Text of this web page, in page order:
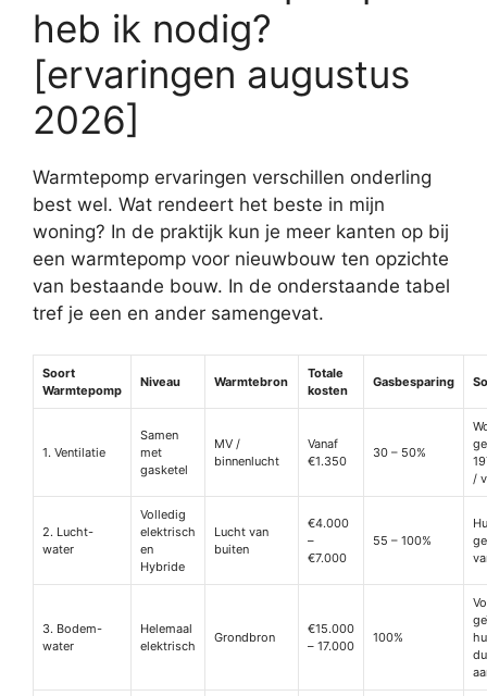
heb ik nodig?
[ervaringen augustus
2026]
Warmtepomp ervaringen verschillen onderling
best wel. Wat rendeert het beste in mijn
woning? In de praktijk kun je meer kanten op bij
een warmtepomp voor nieuwbouw ten opzichte
van bestaande bouw. In de onderstaande tabel
tref je een en ander samengevat.
Soort
Warmtepomp
Niveau Warmtebron
Totale
kosten
Gasbesparing
1. Ventilatie
Samen
met
gasketel
MV /
binnenlucht
Vanaf
€1.350
30 – 50%
/
2. Lucht-
water
Volledig
elektrisch
en
Hybride
Lucht van
buiten
€4.000
–
€7.000
55 – 100%
3. Bodem-
water
Helemaal
elektrisch
Grondbron
€15.000
– 17.000
100%